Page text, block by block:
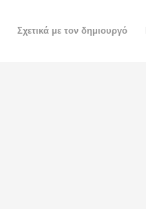
Σχετικά με τον δημιουργό